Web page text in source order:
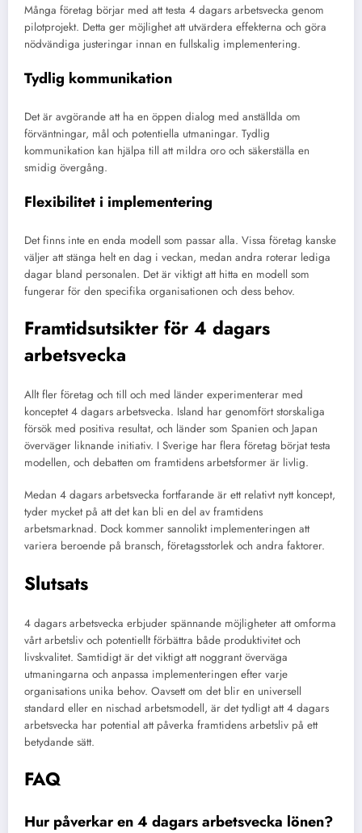
Många företag börjar med att testa 4 dagars arbetsvecka genom
pilotprojekt. Detta ger möjlighet att utvärdera effekterna och göra
nödvändiga justeringar innan en fullskalig implementering.
Tydlig kommunikation
Det är avgörande att ha en öppen dialog med anställda om
förväntningar, mål och potentiella utmaningar. Tydlig
kommunikation kan hjälpa till att mildra oro och säkerställa en
smidig övergång.
Flexibilitet i implementering
Det finns inte en enda modell som passar alla. Vissa företag kanske
väljer att stänga helt en dag i veckan, medan andra roterar lediga
dagar bland personalen. Det är viktigt att hitta en modell som
fungerar för den specifika organisationen och dess behov.
Framtidsutsikter för 4 dagars
arbetsvecka
Allt fler företag och till och med länder experimenterar med
konceptet 4 dagars arbetsvecka. Island har genomfört storskaliga
försök med positiva resultat, och länder som Spanien och Japan
överväger liknande initiativ. I Sverige har flera företag börjat testa
modellen, och debatten om framtidens arbetsformer är livlig.
Medan 4 dagars arbetsvecka fortfarande är ett relativt nytt koncept,
tyder mycket på att det kan bli en del av framtidens
arbetsmarknad. Dock kommer sannolikt implementeringen att
variera beroende på bransch, företagsstorlek och andra faktorer.
Slutsats
4 dagars arbetsvecka erbjuder spännande möjligheter att omforma
vårt arbetsliv och potentiellt förbättra både produktivitet och
livskvalitet. Samtidigt är det viktigt att noggrant överväga
utmaningarna och anpassa implementeringen efter varje
organisations unika behov. Oavsett om det blir en universell
standard eller en nischad arbetsmodell, är det tydligt att 4 dagars
arbetsvecka har potential att påverka framtidens arbetsliv på ett
betydande sätt.
FAQ
Hur påverkar en 4 dagars arbetsvecka lönen?